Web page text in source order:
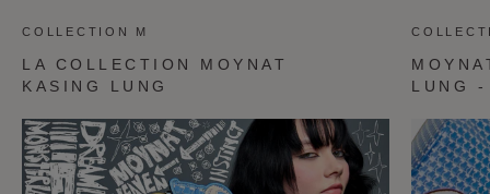
COLLECTION M
LA COLLECTION MOYNAT
KASING LUNG
LUNG -